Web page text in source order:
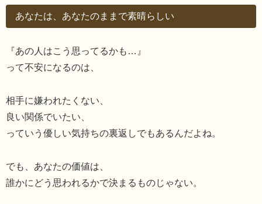
あなたは、あなたのままで素晴らしい
『あの人はこう思ってるかも…』
って不安になるのは、
相手に嫌われたくない、
良い関係でいたい、
っていう優しい気持ちの裏返しでもあるんだよね。
でも、あなたの価値は、
誰かにどう思われるかで決まるものじゃない。